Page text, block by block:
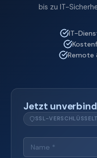
bis zu IT-
IT-
Remote
Jetzt
SSL-VERSCHLÜSSELT